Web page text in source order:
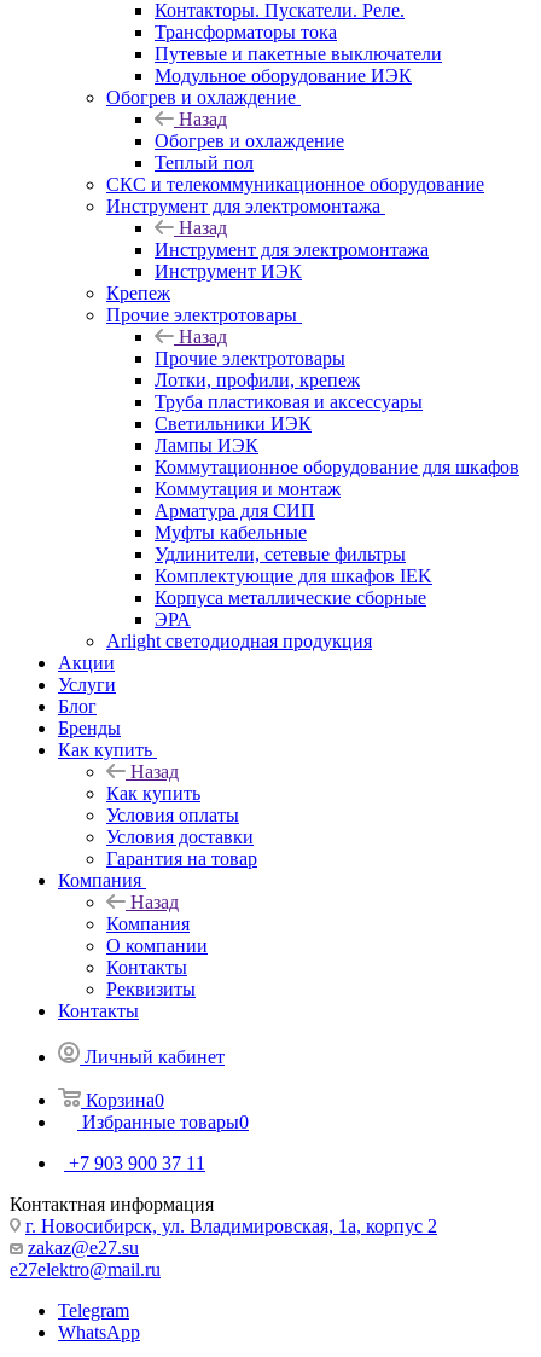
Контакторы. Пускатели. Реле.
Трансформаторы тока
Путевые и пакетные выключатели
Модульное оборудование ИЭК
Обогрев и охлаждение
Назад
Обогрев и охлаждение
Теплый пол
СКС и телекоммуникационное оборудование
Инструмент для электромонтажа
Назад
Инструмент для электромонтажа
Инструмент ИЭК
Крепеж
Прочие электротовары
Назад
Прочие электротовары
Лотки, профили, крепеж
Труба пластиковая и аксессуары
Светильники ИЭК
Лампы ИЭК
Коммутационное оборудование для шкафов
Коммутация и монтаж
Арматура для СИП
Муфты кабельные
Удлинители, сетевые фильтры
Комплектующие для шкафов IEK
Корпуса металлические сборные
ЭРА
Arlight светодиодная продукция
Акции
Услуги
Блог
Бренды
Как купить
Назад
Как купить
Условия оплаты
Условия доставки
Гарантия на товар
Компания
Назад
Компания
О компании
Контакты
Реквизиты
Контакты
Личный кабинет
Корзина0
Избранные товары0
+7 903 900 37 11
Контактная информация
г. Новосибирск, ул. Владимировская, 1а, корпус 2
zakaz@e27.su
e27elektro@mail.ru
Telegram
WhatsApp